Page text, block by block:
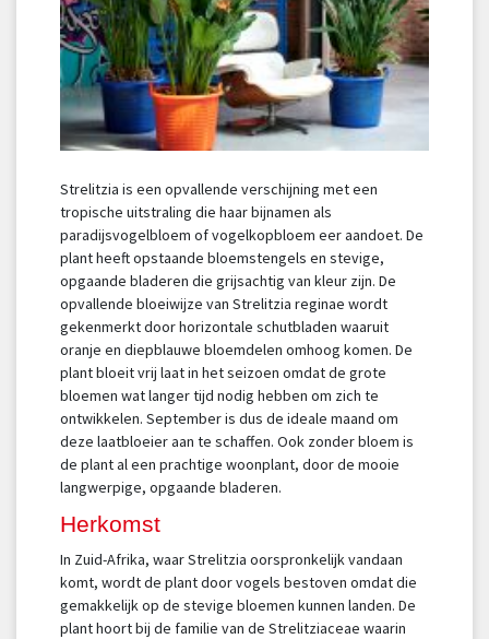
Strelitzia is een opvallende verschijning met een
tropische uitstraling die haar bijnamen als
paradijsvogelbloem of vogelkopbloem eer aandoet. De
plant heeft opstaande bloemstengels en stevige,
opgaande bladeren die grijsachtig van kleur zijn. De
opvallende bloeiwijze van Strelitzia reginae wordt
gekenmerkt door horizontale schutbladen waaruit
oranje en diepblauwe bloemdelen omhoog komen. De
plant bloeit vrij laat in het seizoen omdat de grote
bloemen wat langer tijd nodig hebben om zich te
ontwikkelen. September is dus de ideale maand om
deze laatbloeier aan te schaffen. Ook zonder bloem is
de plant al een prachtige woonplant, door de mooie
langwerpige, opgaande bladeren.
Herkomst
In Zuid-Afrika, waar Strelitzia oorspronkelijk vandaan
komt, wordt de plant door vogels bestoven omdat die
gemakkelijk op de stevige bloemen kunnen landen. De
plant hoort bij de familie van de Strelitziaceae waarin